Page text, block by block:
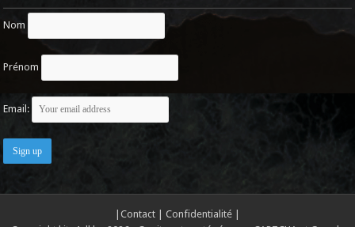
Nom
Prénom
Email:
| Contact | Confidentialité |